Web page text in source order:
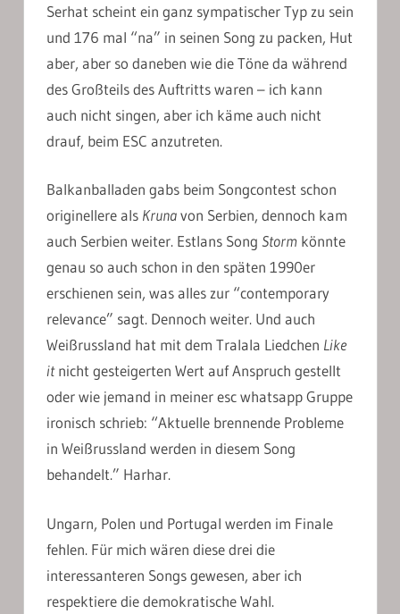
Serhat scheint ein ganz sympatischer Typ zu sein
und 176 mal “na” in seinen Song zu packen, Hut
aber, aber so daneben wie die Töne da während
des Großteils des Auftritts waren – ich kann
auch nicht singen, aber ich käme auch nicht
drauf, beim ESC anzutreten.
Balkanballaden gabs beim Songcontest schon
originellere als Krunavon Serbien, dennoch kam
auch Serbien weiter. Estlans Song Storm könnte
genau so auch schon in den späten 1990er
erschienen sein, was alles zur “contemporary
relevance” sagt. Dennoch weiter. Und auch
Weißrussland hat mit dem Tralala Liedchen Like
itnicht gesteigerten Wert auf Anspruch gestellt
oder wie jemand in meiner esc whatsapp Gruppe
ironisch schrieb: “Aktuelle brennende Probleme
in Weißrussland werden in diesem Song
behandelt.” Harhar.
Ungarn, Polen und Portugal werden im Finale
fehlen. Für mich wären diese drei die
interessanteren Songs gewesen, aber ich
respektiere die demokratische Wahl.